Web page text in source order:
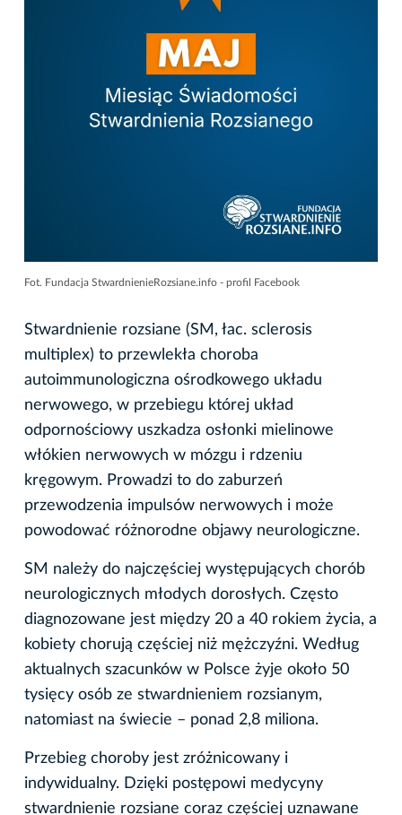
Fot. Fundacja StwardnienieRozsiane.info - profil Facebook
Stwardnienie rozsiane (SM, łac. sclerosis
multiplex) to przewlekła choroba
autoimmunologiczna ośrodkowego układu
nerwowego, w przebiegu której układ
odpornościowy uszkadza osłonki mielinowe
włókien nerwowych w mózgu i rdzeniu
kręgowym. Prowadzi to do zaburzeń
przewodzenia impulsów nerwowych i może
powodować różnorodne objawy neurologiczne.
SM należy do najczęściej występujących chorób
neurologicznych młodych dorosłych. Często
diagnozowane jest między 20 a 40 rokiem życia, a
kobiety chorują częściej niż mężczyźni. Według
aktualnych szacunków w Polsce żyje około 50
tysięcy osób ze stwardnieniem rozsianym,
natomiast na świecie – ponad 2,8 miliona.
Przebieg choroby jest zróżnicowany i
indywidualny. Dzięki postępowi medycyny
stwardnienie rozsiane coraz częściej uznawane